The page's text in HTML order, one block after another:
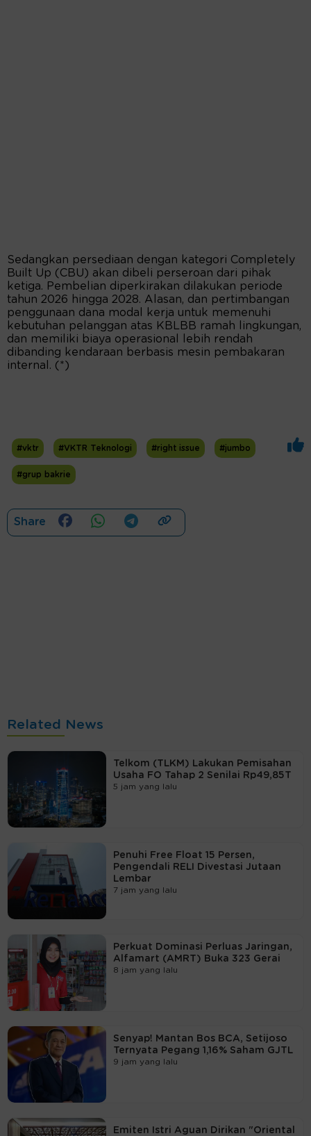
Sedangkan persediaan dengan kategori Completely
Built Up (CBU) akan dibeli perseroan dari pihak
ketiga. Pembelian diperkirakan dilakukan periode
tahun 2026 hingga 2028. Alasan, dan pertimbangan
penggunaan dana modal kerja untuk memenuhi
kebutuhan pelanggan atas KBLBB ramah lingkungan,
dan memiliki biaya operasional lebih rendah
dibanding kendaraan berbasis mesin pembakaran
internal. (*)
#vktr #VKTR Teknologi #right issue #jumbo
#grup bakrie
Share
Related News
Telkom (TLKM) Lakukan Pemisahan
Usaha FO Tahap 2 Senilai Rp49,85T
5 jam yang lalu
Penuhi Free Float 15 Persen,
Pengendali RELI Divestasi Jutaan
Lembar
7 jam yang lalu
Perkuat Dominasi Perluas Jaringan,
Alfamart (AMRT) Buka 323 Gerai
8 jam yang lalu
Senyap! Mantan Bos BCA, Setijoso
Ternyata Pegang 1,16% Saham GJTL
9 jam yang lalu
Emiten Istri Aguan Dirikan "Oriental